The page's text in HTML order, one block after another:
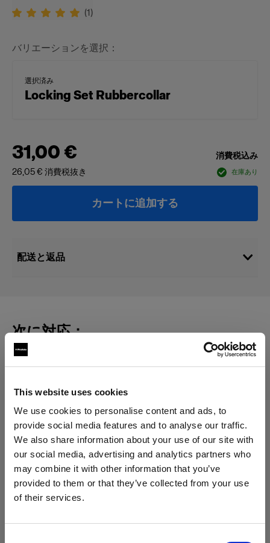
This website uses cookies
We use cookies to personalise content and ads, to
provide social media features and to analyse our traffic.
We also share information about your use of our site with
our social media, advertising and analytics partners who
may combine it with other information that you’ve
provided to them or that they’ve collected from your use
of their services.
地域を変更しますか？
(1)
バリエーションを選択：
選択済み
Locking Set Rubbercollar
31,00 €
消費税込み
26,05 € 消費税抜き 在庫あり
カートに追加する
配送と返品
次に対応：
RFi スピードリングアダプター
ハードリフレクター
テレズームリフレクター ホワイト
マグナムリフレクター ホワイト
ナロービームリフレクター